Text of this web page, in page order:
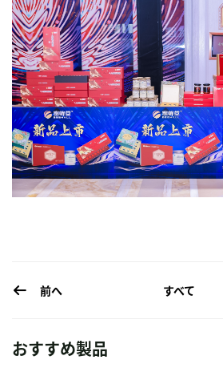
前へ すべて
おすすめ製品